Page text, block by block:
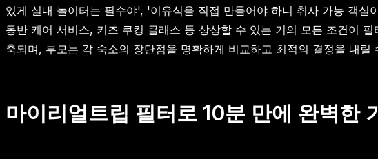
있게 실내 놀이터는 필수야', '이유식을 직접 만들어야 하니 취사 가능 객
동반 케어 서비스, 키즈 쿠킹 클래스 등 상상할 수 있는 거의 모든 조건이
축되며, 부모는 각 숙소의 장단점을 명확하게 비교하고 최적의 결정을 내릴
마이리얼트립 필터로 10분 만에 완벽한